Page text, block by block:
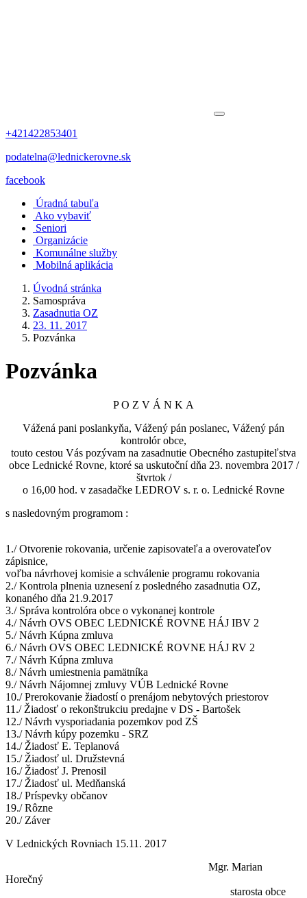
+421422853401
podatelna@lednickerovne.sk
facebook
Úradná tabuľa
Ako vybaviť
Seniori
Organizácie
Komunálne služby
Mobilná aplikácia
Úvodná stránka
Samospráva
Zasadnutia OZ
23. 11. 2017
Pozvánka
Pozvánka
P O Z V Á N K A
Vážená pani poslankyňa, Vážený pán poslanec, Vážený pán
kontrolór obce,
touto cestou Vás pozývam na zasadnutie Obecného zastupiteľstva
obce Lednické Rovne, ktoré sa uskutoční dňa 23. novembra 2017 /
štvrtok /
o 16,00 hod. v zasadačke LEDROV s. r. o. Lednické Rovne
s nasledovným programom :
1./ Otvorenie rokovania, určenie zapisovateľa a overovateľov
zápisnice,
voľba návrhovej komisie a schválenie programu rokovania
2./ Kontrola plnenia uznesení z posledného zasadnutia OZ,
konaného dňa 21.9.2017
3./ Správa kontrolóra obce o vykonanej kontrole
4./ Návrh OVS OBEC LEDNICKÉ ROVNE HÁJ IBV 2
5./ Návrh Kúpna zmluva
6./ Návrh OVS OBEC LEDNICKÉ ROVNE HÁJ RV 2
7./ Návrh Kúpna zmluva
8./ Návrh umiestnenia pamätníka
9./ Návrh Nájomnej zmluvy VÚB Lednické Rovne
10./ Prerokovanie žiadostí o prenájom nebytových priestorov
11./ Žiadosť o rekonštrukciu predajne v DS - Bartošek
12./ Návrh vysporiadania pozemkov pod ZŠ
13./ Návrh kúpy pozemku - SRZ
14./ Žiadosť E. Teplanová
15./ Žiadosť ul. Družstevná
16./ Žiadosť J. Prenosil
17./ Žiadosť ul. Medňanská
18./ Príspevky občanov
19./ Rôzne
20./ Záver
V Lednických Rovniach 15.11. 2017
Mgr. Marian
Horečný
starosta obce